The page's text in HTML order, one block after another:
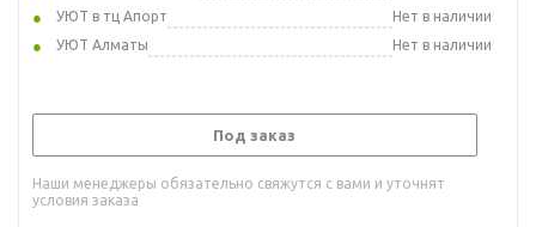
УЮТ в тц Апорт
Нет в наличии
УЮТ Алматы
Нет в наличии
Под заказ
Наши менеджеры обязательно свяжутся с вами и уточнят
условия заказа